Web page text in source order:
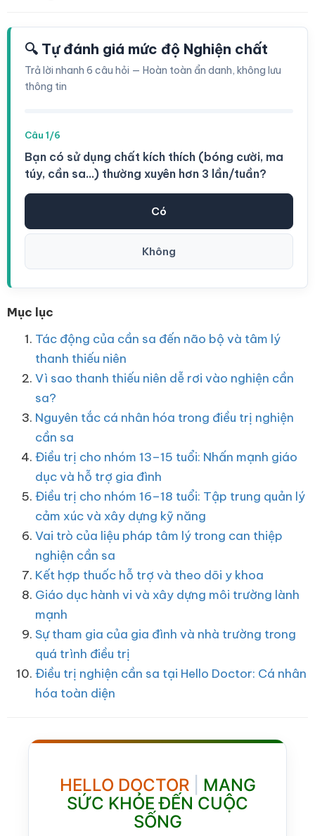
🔍 Tự đánh giá mức độ Nghiện chất
Trả lời nhanh 6 câu hỏi — Hoàn toàn ẩn danh, không lưu
thông tin
Câu 1/6
Bạn có sử dụng chất kích thích (bóng cười, ma
túy, cần sa...) thường xuyên hơn 3 lần/tuần?
Có
Không
Mục lục
Tác động của cần sa đến não bộ và tâm lý
thanh thiếu niên
Vì sao thanh thiếu niên dễ rơi vào nghiện cần
sa?
Nguyên tắc cá nhân hóa trong điều trị nghiện
cần sa
Điều trị cho nhóm 13–15 tuổi: Nhấn mạnh giáo
dục và hỗ trợ gia đình
Điều trị cho nhóm 16–18 tuổi: Tập trung quản lý
cảm xúc và xây dựng kỹ năng
Vai trò của liệu pháp tâm lý trong can thiệp
nghiện cần sa
Kết hợp thuốc hỗ trợ và theo dõi y khoa
Giáo dục hành vi và xây dựng môi trường lành
mạnh
Sự tham gia của gia đình và nhà trường trong
quá trình điều trị
Điều trị nghiện cần sa tại Hello Doctor: Cá nhân
hóa toàn diện
HELLO DOCTOR
MANG
SỨC KHỎE ĐẾN CUỘC
SỐNG